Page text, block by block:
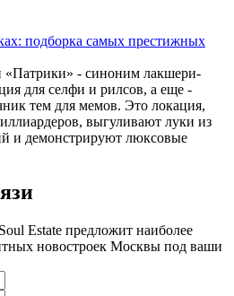
подборка самых престижных
«Патрики» - синоним лакшери-
для селфи и рилсов, а еще -
тем для мемов. Это локация,
выгуливают луки из
и демонстрируют люксовые
Estate предложит наиболее
новостроек Москвы под ваши